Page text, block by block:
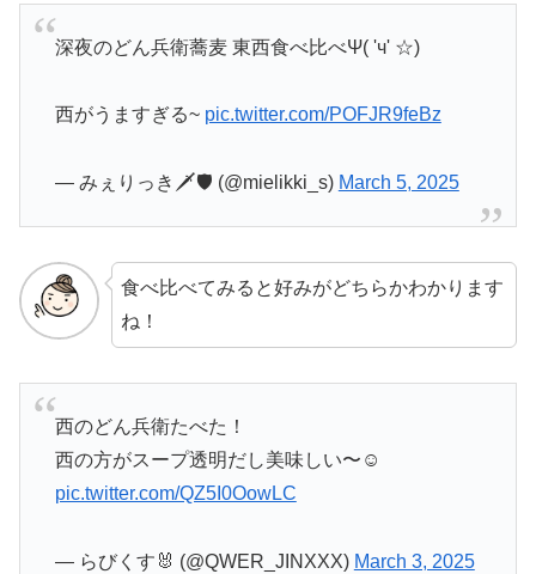
深夜のどん兵衛蕎麦 東西食べ比べΨ( 'ч' ☆)
西がうますぎる~ pic.twitter.com/POFJR9feBz
— みぇりっき🗡️🛡 (@mielikki_s) March 5, 2025
食べ比べてみると好みがどちらかわかります
ね！
西のどん兵衛たべた！
西の方がスープ透明だし美味しい〜☺︎
pic.twitter.com/QZ5I0OowLC
— らびくす🐰 (@QWER_JINXXX) March 3, 2025